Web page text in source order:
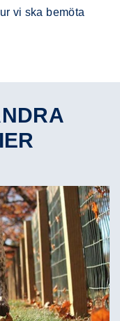
vi ska bemöta